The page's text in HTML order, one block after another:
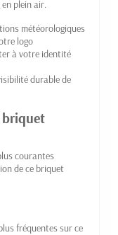
plein air.
météorologiques
logo
à votre identité
durable de
briquet
courantes
de ce briquet
fréquentes sur ce